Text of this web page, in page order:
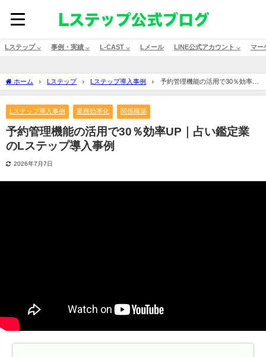
Lステップ ⌵ 事例・実績 ⌵ L-CAST ⌵ Lメール LINE公式アカウント ⌵ マー
ホーム Lステップ Lステップ導入事例
予約管理機能の活用で30％効率
UP｜占い鑑定業のLステップ導入事例
Lステップ導入事例 業務効率化 関係構築
予約管理機能の活用で30％効率UP｜占い鑑定業
のLステップ導入事例
2026年7月7日